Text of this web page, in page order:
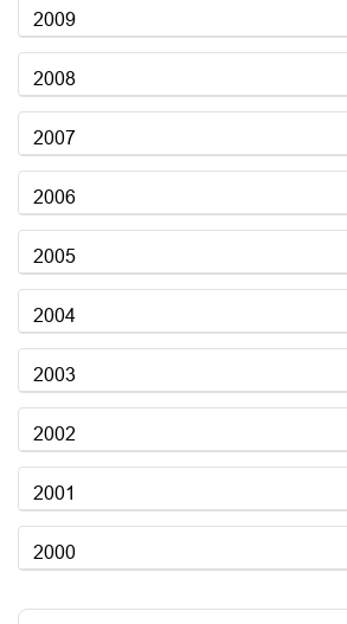
2009
2008
2007
2006
2005
2004
2003
2002
2001
2000